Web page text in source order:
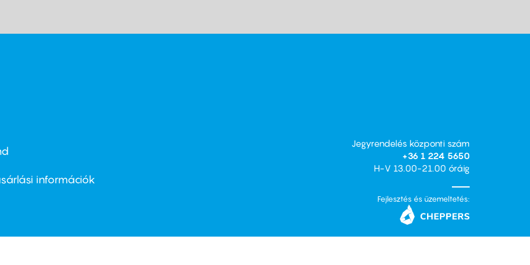
információk
Jegyrendelés központi szám
+36 1 224 5650
H-V 13.00-21.00 óráig
Fejlesztés és üzemeltetés: